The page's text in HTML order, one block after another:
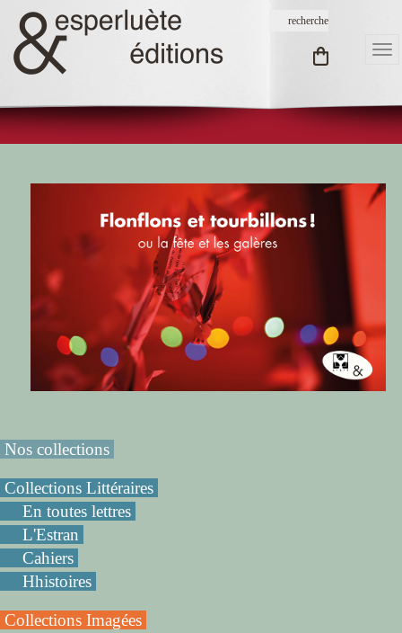
Nos collections
Collections Littéraires
En toutes lettres
L'Estran
Cahiers
Hhistoires
Collections Imagées